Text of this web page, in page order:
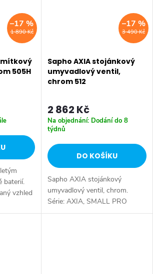
1 890 Kč
–17 %
505H
baterií.
vzhled
do
3 490 Kč
–17 %
Sapho AXIA stojánkový
umyvadlový ventil,
chrom 512
2 862 Kč
Na objednání: Dodání do 8
týdnů
DO KOŠÍKU
Sapho AXIA stojánkový
umyvadlový ventil, chrom.
Série: AXIA, SMALL PRO
UMÝVÁTKA • Šířka: 70 mm •